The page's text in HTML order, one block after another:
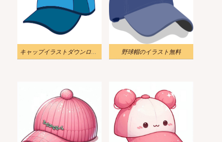
キャップイラストダウンロード 野球帽のイラスト無料